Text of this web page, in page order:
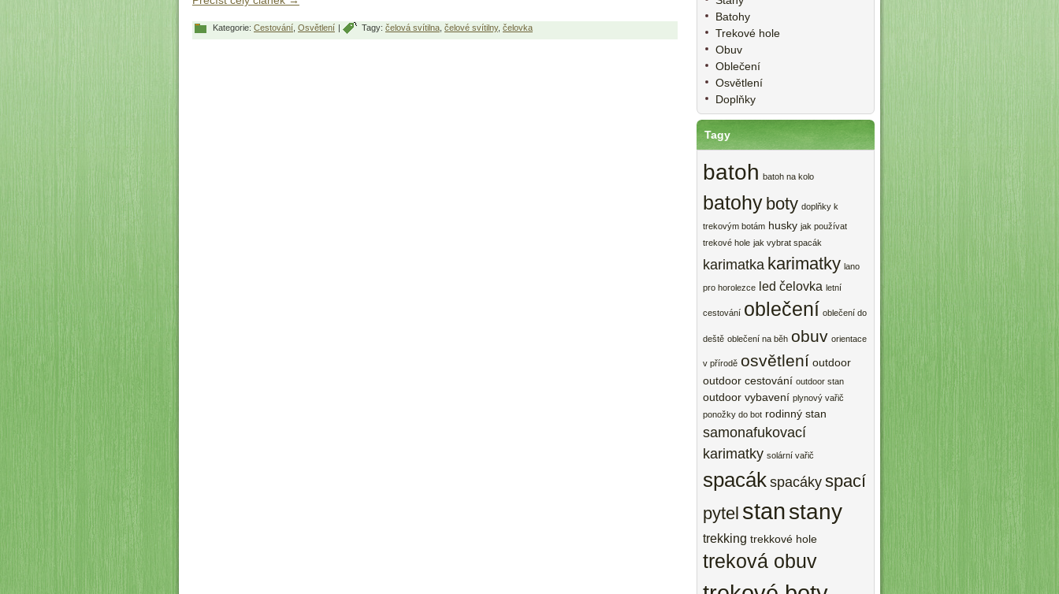
Kategorie: Cestování Osvětlení | Tagy: čelová svítilna čelové svítilny, čelovka
Batohy
Trekové hole
Obuv
Oblečení
Osvětlení
Doplňky
Tagy
batoh batoh na kolo
batohy boty doplňky k
trekovým botám husky jak používat
trekové hole jak vybrat spacák
karimatka karimatky lano
pro horolezce led čelovka letní
cestování oblečení oblečení do
deště oblečení na běh obuv orientace
v přírodě osvětlení outdoor
outdoor cestování outdoor stan
outdoor vybavení plynový vařič
ponožky do bot rodinný stan
samonafukovací
karimatky solární vařič
spacák spacáky spací
pytel stanstany
trekking trekkové hole
treková obuv